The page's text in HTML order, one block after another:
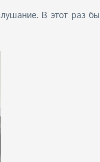
В этот раз